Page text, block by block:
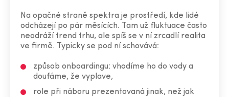
Na opačné straně spektra je prostředí, kde lidé
odcházejí po pár měsících. Tam už fluktuace často
neodráží trend trhu, ale spíš se v ní zrcadlí realita
ve firmě. Typicky se pod ní schovává:
způsob onboardingu: vhodíme ho do vody a
doufáme, že vyplave,
role při náboru prezentovaná jinak, než jak